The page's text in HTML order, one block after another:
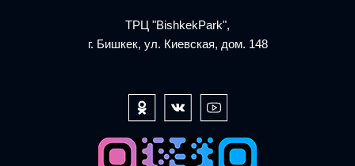
ТРЦ "BishkekPark",
г. Бишкек, ул. Киевская, дом. 148